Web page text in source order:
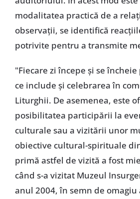
modalitatea practică de a
observaţii, se identifică
potrivite pentru a transmite
"Fiecare zi începe şi se
ce include şi celebrarea în
Liturghii. De asemenea, este
posibilitatea participării la
culturale sau a vizitării unor
obiective cultural-spirituale
primă astfel de vizită a fost
când s-a vizitat Muzeul
anul 2004, în semn de omagiu